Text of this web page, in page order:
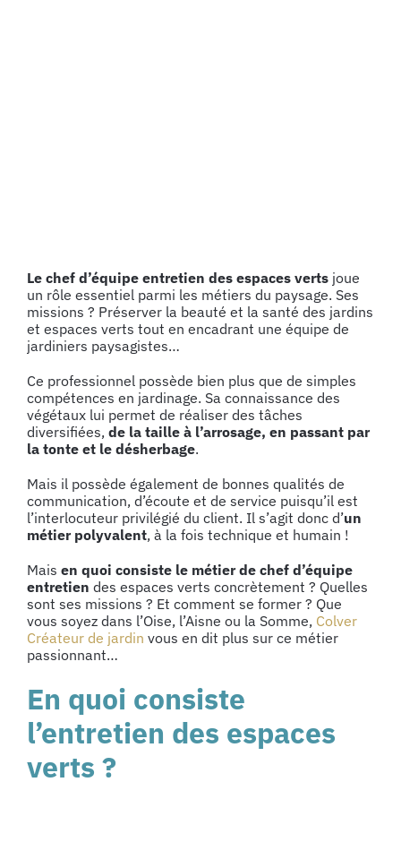
Le chef d’équipe entretien des espaces verts joue
un rôle essentiel parmi les métiers du paysage. Ses
missions ? Préserver la beauté et la santé des jardins
et espaces verts tout en encadrant une équipe de
jardiniers paysagistes…
Ce professionnel possède bien plus que de simples
compétences en jardinage. Sa connaissance des
végétaux lui permet de réaliser des tâches
diversifiées, de la taille à l’arrosage, en passant par
la tonte et le désherbage.
Mais il possède également de bonnes qualités de
communication, d’écoute et de service puisqu’il est
l’interlocuteur privilégié du client. Il s’agit donc d’un
métier polyvalent, à la fois technique et humain !
Mais en quoi consiste le métier de chef d’équipe
entretien des espaces verts concrètement ? Quelles
sont ses missions ? Et comment se former ? Que
vous soyez dans l’Oise, l’Aisne ou la Somme, Colver
Créateur de jardin vous en dit plus sur ce métier
passionnant…
En quoi consiste
l’entretien des espaces
verts ?